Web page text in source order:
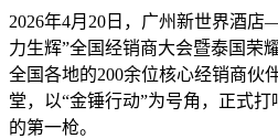
2026年4月20日，广州新世界酒店
力生辉”全国经销商大会暨泰国荣
全国各地的200余位核心经销商伙
堂，以“金锤行动”为号角，正式
的第一枪。